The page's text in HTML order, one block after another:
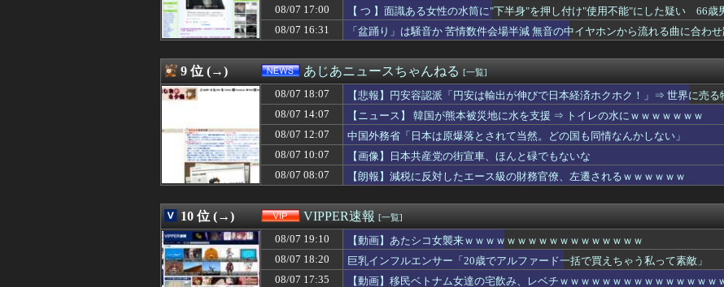
08/07 19:00
【悲報】Googleのエンジニア「AIで仕事がつまらなくなった」
08/07 19:00
【ラブライブ！】【画像】愛「QU4RTZのクォーツ時計！ｗ」【虹ヶ咲】
08/07 19:00
失敗ゲームハード3選「ドリームキャスト」「セガサターン」
08/07 19:00
共通する要因「若年」「低収入」「ネット・SNS情報」反ワクチン情報を信じる人の...
08/07 19:00
【悲報】 週刊少年ジャンプさん、最大発行部数653万部から急降下でついに「10...
08/07 19:00
佐藤輝明、23号ツーランで阪神先制wwwwwwwwww
【遊戯王ラッシュデュエル情報】君臨のヘッドライナーに「アインソフ・リッター」が...
マリオカートって結局スーパーファミコンの初代のやつが一番面白いんだろ？
08/07 18:59
【ホロライブ】カリオペ、劇場版『メイドインアビス』主題歌担当に！！！
08/07 18:58
【高校野球】1回戦 有明 6-3 立命館宇治 初出場の有明が9回に一挙4得点で...
08/07 18:58
【朗報】菅原咲月の浴衣2026、ガチで一線を越えるwwwwwww
08/07 18:55
熊本県知事、オールドメディアの被災者、遺族への取材に怒り「極めて強い不満、苦情...
08/07 18:51
石破茂前総理「ウクライナが核放棄しなければロシア侵攻しなかった」！
08/07 18:51
今マイナス6キロくらい
08/07 18:50
ミツオカ、新型スポーツカーのティザー画像「第3弾」を公開！
08/07 18:50
『ジャイアントお嬢様』ティザービジュアル公開「これぞ究極のお嬢様ですわ」202...
08/07 18:48
【悲報】シンエヴァさん「ハッピーエンドです、映像も凄いです」←こいつがあんまり...
08/07 17:00
【 つ 】面識ある女性の水筒に"下半身"を押し付け"使用不能"にした疑い 66
08/07 16:31
「盆踊り」は騒音か 苦情数件会場半減 無音の中イヤホンから流れる曲に合わ
9 位 (→) あじあニュースちゃんねる [一覧]
08/07 18:07
【悲報】円安容認派「円安は輸出が伸びで日本経済ホクホク！」⇒ 世界に売
08/07 14:07
【ニュース】 韓国が熊本被災地に水を支援 ⇒ トイレの水にｗｗｗｗｗｗｗ
08/07 12:07
中国外務省「日本は原爆落とされて当然。どの国も同情なんかしない」
08/07 10:07
【画像】日本共産党の街宣車、ほんと碌でもないな
08/07 08:07
【朗報】減税に反対したエース級の財務官僚、左遷されるｗｗｗｗｗｗ
10 位 (→) VIPPER速報 [一覧]
08/07 19:10
【動画】あたシコ女襲来ｗｗｗｗｗｗｗｗｗｗｗｗｗｗｗｗｗ
08/07 18:20
巨乳インフルエンサー「20歳でアルファード一括で買えちゃう私って素敵」
08/07 17:35
【動画】移民ベトナム女達の宅飲み、レベチｗｗｗｗｗｗｗｗｗｗｗｗｗｗｗ